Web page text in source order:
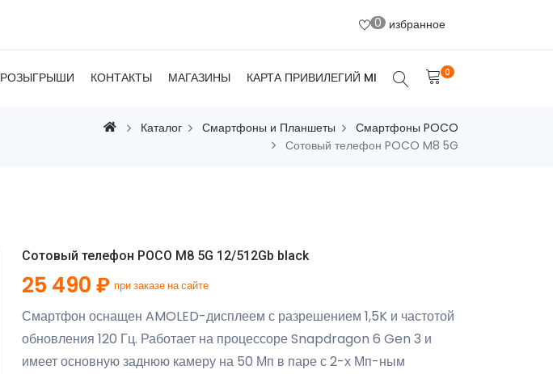
0 избранное
РОЗЫГРЫШИ КОНТАКТЫ МАГАЗИНЫ КАРТА ПРИВИЛЕГИЙ MI 0
Каталог Смартфоны и Планшеты
Смартфоны POCO
Сотовый телефон POCO M8 5G
Сотовый телефон POCO M8 5G 12/512Gb black
25 490 ₽ при заказе на сайте
Смартфон оснащен AMOLED-дисплеем с разрешением 1,5K и частотой
обновления 120 Гц. Работает на процессоре Snapdragon 6 Gen 3 и
имеет основную заднюю камеру на 50 Мп в паре с 2-х Мп-ным